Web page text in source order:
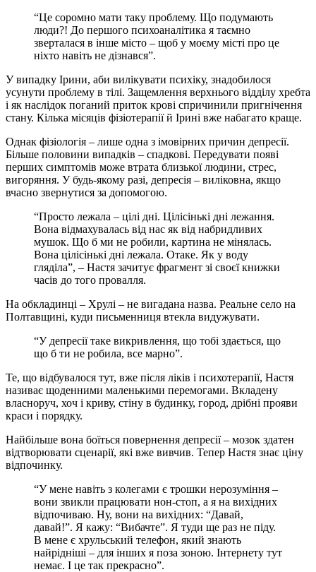
“Це соромно мати таку проблему. Що подумають
люди?! До першого психоаналітика я таємно
зверталася в інше місто – щоб у моєму місті про це
ніхто навіть не дізнався”.
У випадку Ірини, аби вилікувати психіку, знадобилося
усунути проблему в тілі. Защемлення верхнього відділу хребта
і як наслідок поганий приток крові спричинили пригнічення
стану. Кілька місяців фізіотерапії й Ірині вже набагато краще.
Однак фізіологія – лише одна з імовірних причин депресії.
Більше половини випадків – спадкові. Передувати появі
перших симптомів може втрата близької людини, стрес,
вигоряння. У будь-якому разі, депресія – виліковна, якщо
вчасно звернутися за допомогою.
“Просто лежала – цілі дні. Цілісінькі дні лежання.
Вона відмахувалась від нас як від набридливих
мушок. Що б ми не робили, картина не мінялась.
Вона цілісінькі дні лежала. Отаке. Як у воду
гляділа”, – Настя зачитує фрагмент зі своєї книжки
часів до того провалля.
На обкладинці – Хрулі – не вигадана назва. Реальне село на
Полтавщині, куди письменниця втекла видужувати.
“У депресії таке викривлення, що тобі здається, що
що б ти не робила, все марно”.
Те, що відбувалося тут, вже після ліків і психотерапії, Настя
називає щоденними маленькими перемогами. Вкладену
власноруч, хоч і криву, стіну в будинку, город, дрібні прояви
краси і порядку.
Найбільше вона боїться повернення депресії – мозок здатен
відтворювати сценарії, які вже вивчив. Тепер Настя знає ціну
відпочинку.
“У мене навіть з колегами є трошки нерозуміння –
вони звикли працювати нон-стоп, а я на вихідних
відпочиваю. Ну, вони на вихідних: “Давай,
давай!”. Я кажу: “Вибачте”. Я туди ще раз не піду.
В мене є хрульський телефон, який знають
найрідніші – для інших я поза зоною. Інтернету тут
немає. І це так прекрасно”.